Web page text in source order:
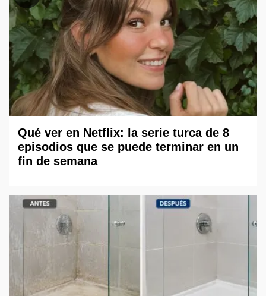
Qué ver en Netflix: la serie turca de 8
episodios que se puede terminar en un
fin de semana